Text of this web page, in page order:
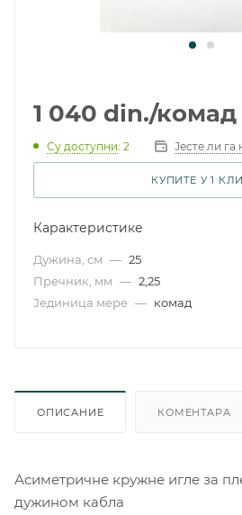
1 040 din./комад
Су доступни: 2 Јесте ли га
КУПИТЕ У 1
Карактеристике
Дужина, см — 25
Пречник, мм — 2,25
Јединица мере — комад
ОПИСАНИЕ КОМЕНТАРА
Асиметричне кружне игле за
дужином кабла